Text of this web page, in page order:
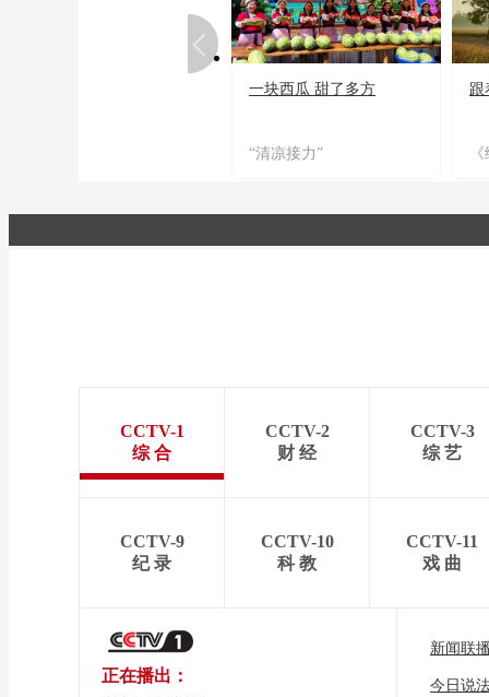
一块西瓜 甜了多方
“清凉接力”
跟
CCTV-1
综 合
CCTV-2
财 经
CCTV-3
综 艺
CCTV-9
纪 录
CCTV-10
科 教
CCTV-11
戏 曲
正在播出：
新闻联
今日说